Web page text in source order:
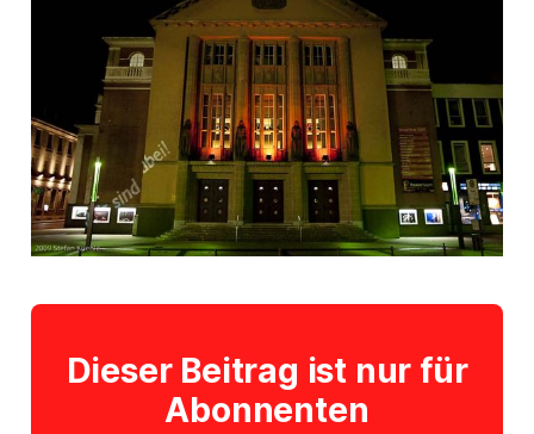
Dieser Beitrag ist nur für
Abonnenten